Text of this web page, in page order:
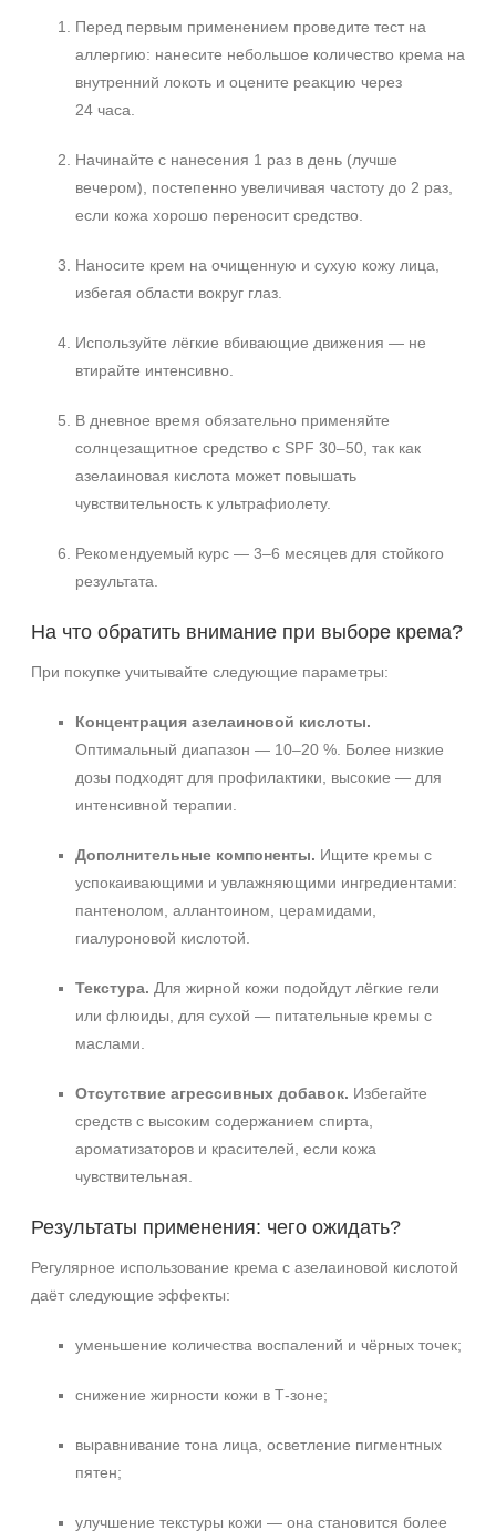
Перед первым применением проведите тест на
аллергию: нанесите небольшое количество крема на
внутренний локоть и оцените реакцию через
24 часа.
Начинайте с нанесения 1 раз в день (лучше
вечером), постепенно увеличивая частоту до 2 раз,
если кожа хорошо переносит средство.
Наносите крем на очищенную и сухую кожу лица,
избегая области вокруг глаз.
Используйте лёгкие вбивающие движения — не
втирайте интенсивно.
В дневное время обязательно применяйте
солнцезащитное средство с SPF 30–50, так как
азелаиновая кислота может повышать
чувствительность к ультрафиолету.
Рекомендуемый курс — 3–6 месяцев для стойкого
результата.
На что обратить внимание при выборе крема?
При покупке учитывайте следующие параметры:
Концентрация азелаиновой кислоты.
Оптимальный диапазон — 10–20 %. Более низкие
дозы подходят для профилактики, высокие — для
интенсивной терапии.
Дополнительные компоненты. Ищите кремы с
успокаивающими и увлажняющими ингредиентами:
пантенолом, аллантоином, церамидами,
гиалуроновой кислотой.
Текстура. Для жирной кожи подойдут лёгкие гели
или флюиды, для сухой — питательные кремы с
маслами.
Отсутствие агрессивных добавок. Избегайте
средств с высоким содержанием спирта,
ароматизаторов и красителей, если кожа
чувствительная.
Результаты применения: чего ожидать?
Регулярное использование крема с азелаиновой кислотой
даёт следующие эффекты:
уменьшение количества воспалений и чёрных точек;
снижение жирности кожи в Т‑зоне;
выравнивание тона лица, осветление пигментных
пятен;
улучшение текстуры кожи — она становится более